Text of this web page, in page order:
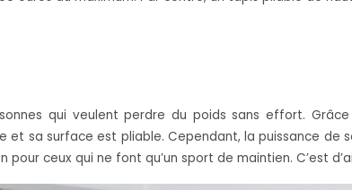
qui veulent perdre du poids sans effort.
sa surface est pliable. Cependant, la puissance de
ceux qui ne font qu’un sport de maintien. C’est